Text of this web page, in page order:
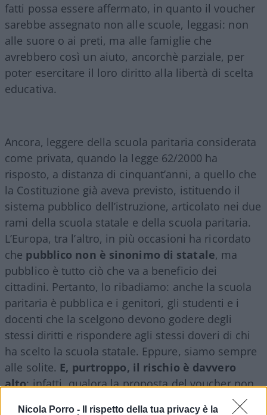
Nicola Porro -
Il rispetto della tua privacy è la
fatti possa essere affermato, in quanto il voucher
sarebbe assegnato non alle scuole, leggasi: non
alle suore o ai preti, ma alle famiglie che
avrebbero così un aiuto, ancorchè parziale, per
poter esercitare il loro diritto alla libertà di scelta
educativa.
Ancora, leggere della scuola paritaria considerata
come privata, quando la legge 62/2000 ha
risposto, a distanza di cinquant’anni, a quello che
la Costituzione già aveva previsto, istituendo il
sistema pubblico dell’istruzione, articolato nei due
rami della scuola statale e della scuola paritaria.
L’Europa, tra l’altro, in più occasioni ha ricordato
che pubblico non è sinonimo di statale, ma
pubblico è tutto ciò che va a beneficio dei
cittadini. Pertanto, lo ribadiamo: anche la scuola
paritaria è pubblica e i genitori, gli studenti e i
docenti che la scelgono devono godere degli
stessi diritti e rispondere agli stessi doveri di chi
ha scelto la scuola statale. Eppure, siamo sempre
alle solite. E, purtroppo, il rischio è davvero
alto: infatti, qualora la proposta del voucher non
dovesse tradursi in realtà, dovremmo dire alle